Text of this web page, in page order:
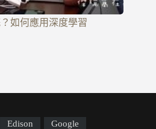
如何應用深度學習
Edison
Google